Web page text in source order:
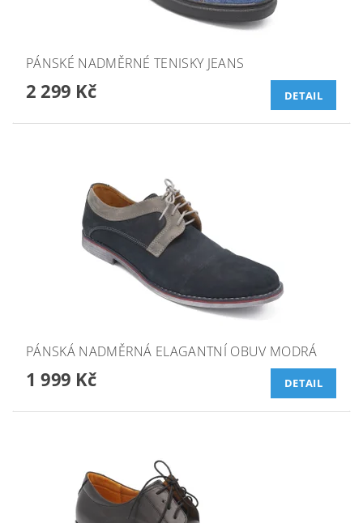
PÁNSKÉ NADMĚRNÉ TENISKY JEANS
2 299 Kč DETAIL
PÁNSKÁ NADMĚRNÁ ELAGANTNÍ OBUV MODRÁ
1 999 Kč DETAIL